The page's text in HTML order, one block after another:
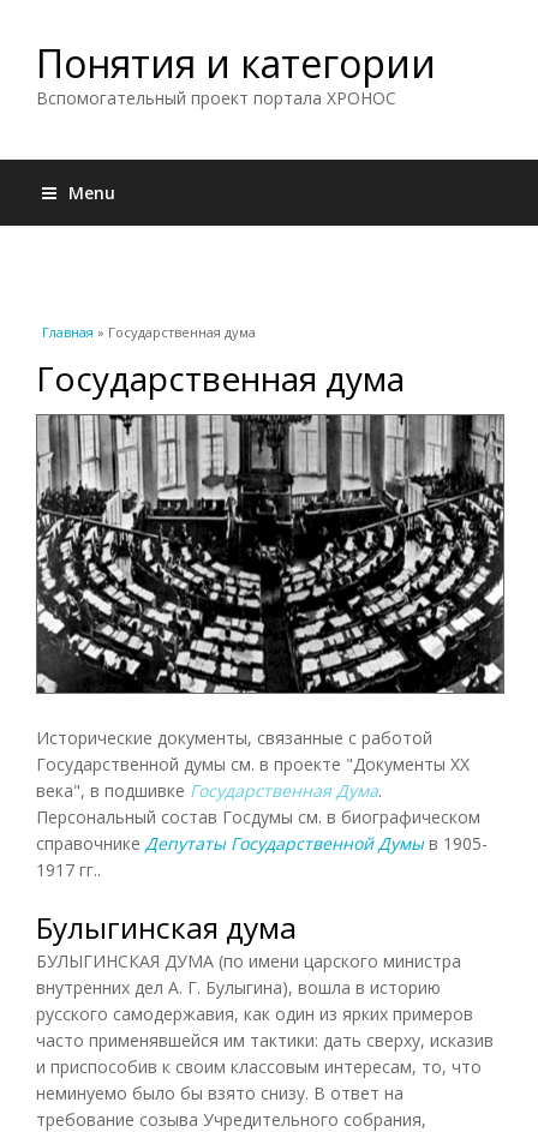
Понятия и категории
Вспомогательный проект портала ХРОНОС
Menu
Вы здесь
Главная » Государственная дума
Государственная дума
Исторические документы, связанные с работой
Государственной думы см. в проекте "Документы XX
века", в подшивке Государственная Дума.
Персональный состав Госдумы см. в биографическом
справочнике Депутаты Государственной Думыв 1905-
1917 гг..
Булыгинская дума
БУЛЫГИНСКАЯ ДУМА (по имени царского министра
внутренних дел А. Г. Булыгина), вошла в историю
русского самодержавия, как один из ярких примеров
часто применявшейся им тактики: дать сверху, исказив
и приспособив к своим классовым интересам, то, что
неминуемо было бы взято снизу. В ответ на
требование созыва Учредительного собрания,